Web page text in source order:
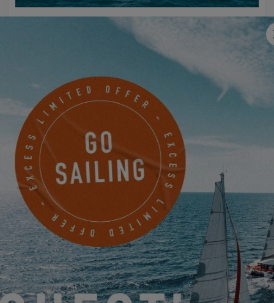
EXCESS 14
FISSATE UN APPUNTAMENTO
MORE SAILING
FABRIKSGATAN 13
GOTHENBURG, Svezia
PRENDERE UN APPUNTAMENTO